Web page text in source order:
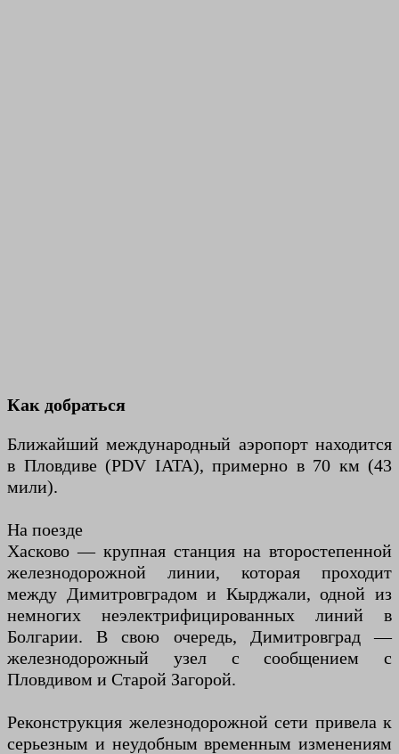
Как добраться
Ближайший международный аэропорт находится
в Пловдиве (PDV IATA), примерно в 70 км (43
мили).
На поезде
Хасково — крупная станция на второстепенной
железнодорожной линии, которая проходит
между Димитровградом и Кырджали, одной из
немногих неэлектрифицированных линий в
Болгарии. В свою очередь, Димитровград —
железнодорожный узел с сообщением с
Пловдивом и Старой Загорой.
Реконструкция железнодорожной сети привела к
серьезным и неудобным временным изменениям